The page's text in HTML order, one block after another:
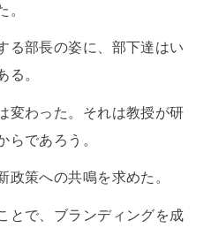
。
る部長の姿に、部下達はい
る。
変わった。それは教授が研
らであろう。
政策への共鳴を求めた。
とで、ブランディングを成